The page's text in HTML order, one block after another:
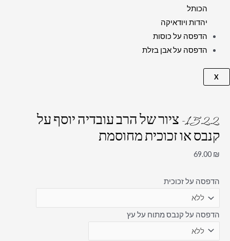
הכותל
יהדות ויודאיקה
הדפסה על כוסות
הדפסה על אבן בזלת
X
1522- ציור של הרב עובדיה יוסף על
קנבס או זכוכית מחוסמת
69.00 ₪
הדפסה על זכוכית
הדפסה על קנבס מתוח על עץ